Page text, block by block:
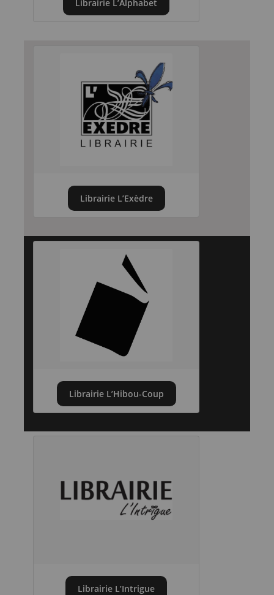
Librairie L’Alphabet
Librairie L’Exèdre
Librairie L’Hibou-Coup
Librairie L’Intrigue